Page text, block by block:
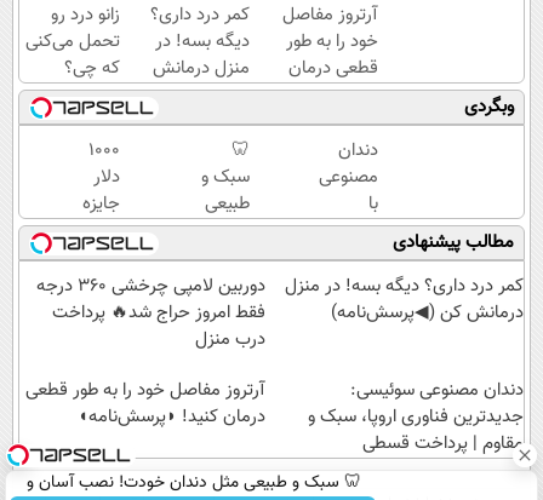
آرتروز مفاصل
خود را به طور
قطعی درمان
کنید!
◗پرسش‌نامه◖
کمر درد داری؟
دیگه بسه! در
منزل درمانش
کن
(◀پرسش‌نامه)
زانو درد رو
تحمل می‌کنی
که چی؟
راه‌حلش
همین‌جاست!
وبگردی
دندان
مصنوعی
با
تکنولوژی
دیجیتال
سوئیسی
🇨🇭
🦷
سبک و
طبیعی
مثل
دندان
خودت!
نصب
آسان و
اقساطی
💳 📍
1000
دلار
جایزه
ببر 💲
🤑💲
گردونه
رو
مطالب پیشنهادی
کمر درد داری؟ دیگه بسه! در منزل
درمانش کن (◀پرسش‌نامه)
دوربین لامپی چرخشی 360 درجه
فقط امروز حراج شد🔥 پرداخت
درب منزل
دندان مصنوعی سوئیسی:
جدیدترین فناوری اروپا، سبک و
مقاوم | پرداخت قسطی
آرتروز مفاصل خود را به طور قطعی
درمان کنید! ◗پرسش‌نامه◖
🦷 سبک و طبیعی مثل دندان خودت! نصب آسان و